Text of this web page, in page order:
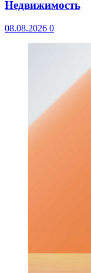
Недвижимость
08.08.2026 0